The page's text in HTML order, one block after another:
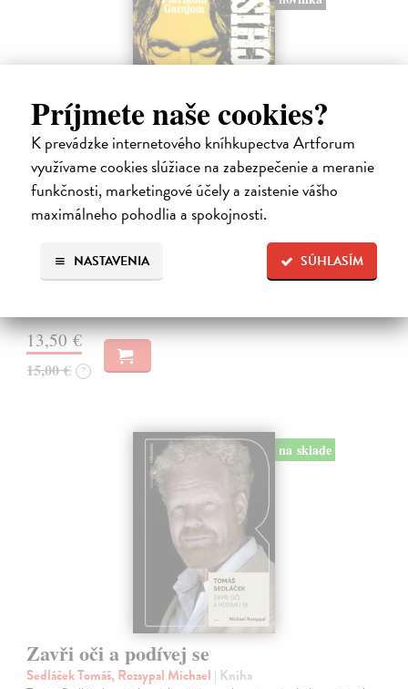
Príjmete naše cookies?
K prevádzke internetového kníhkupectva Artforum
využívame cookies slúžiace na zabezpečenie a meranie
funkčnosti, marketingové účely a zaistenie vášho
maximálneho pohodlia a spokojnosti.
SÚHLASÍM
NASTAVENIA
Všetci sme anarchisti
Bango Denis, Garaj Patrik| Kniha
Mesiáš z backstageu, anarcho-kresťan, trubadúr lásky aj drzá držka.
Vlajkonosič utópie, otec scény, Nietzscheho pravnuk, sezónny
okultista, stalker Beatles, polovičný Róm, samozvaný Cigán, filozof
zo zadných…
13,50 €
15,00 € ?
na sklade
Zavři oči a podívej se
Sedláček Tomáš, Rozsypal Michael | Kniha